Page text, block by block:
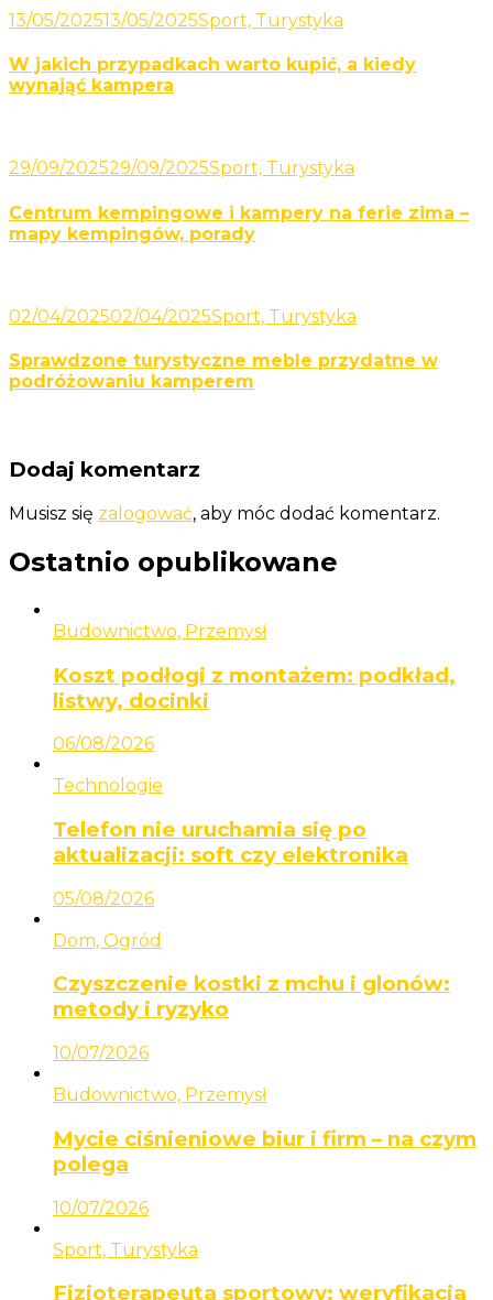
13/05/202513/05/2025Sport, Turystyka
W jakich przypadkach warto kupić, a kiedy
wynająć kampera
29/09/202529/09/2025Sport, Turystyka
Centrum kempingowe i kampery na ferie zima –
mapy kempingów, porady
02/04/202502/04/2025Sport, Turystyka
Sprawdzone turystyczne meble przydatne w
podróżowaniu kamperem
Dodaj komentarz
Musisz się zalogować, aby móc dodać komentarz.
Ostatnio opublikowane
Budownictwo, Przemysł
Koszt podłogi z montażem: podkład,
listwy, docinki
06/08/2026
Technologie
Telefon nie uruchamia się po
aktualizacji: soft czy elektronika
05/08/2026
Dom, Ogród
Czyszczenie kostki z mchu i glonów:
metody i ryzyko
10/07/2026
Budownictwo, Przemysł
Mycie ciśnieniowe biur i firm – na czym
polega
10/07/2026
Sport, Turystyka
Fizjoterapeuta sportowy: weryfikacja